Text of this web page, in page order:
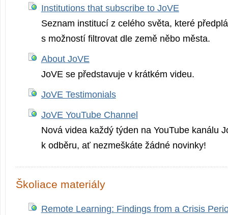
Institutions that subscribe to JoVE
Seznam institucí z celého světa, které
s možností filtrovat dle země něbo města.
About JoVE
JoVE se představuje v krátkém videu.
JoVE Testimonials
JoVE YouTube Channel
Nová videa každý týden na YouTube kanálu
k odběru, ať nezmeškáte žádné novinky!
Školiace materiály
Remote Learning: Findings from a Crisis